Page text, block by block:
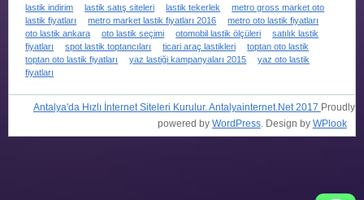
lastik indirim
lastik satış siteleri lastik tekerlek
metro gross market oto
lastik fiyatları
metro market lastik fiyatları 2016
metro oto lastik fiyatları
oto lastik ankara
oto lastik seçimi otomobil lastik ölçüleri
satılık lastik
fiyatları
spot lastik toptancıları ticari araç lastikleri
toptan oto lastik
toptan oto lastik fiyatları
yaz lastiği kampanyaları 2015
yaz oto lastik
fiyatları
Antalya'da Hızlı İnternet Siteleri Kurulur. Antalyainternet.Net 2017 Proudly
powered by WordPress. Design by WPlook